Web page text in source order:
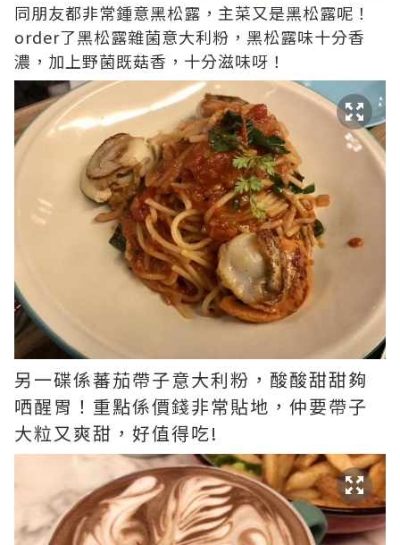
同朋友都非常鍾意黑松露，主菜又是黑松露呢！
order了黑松露雜菌意大利粉，黑松露味十分香
濃，加上野菌既菇香，十分滋味呀！
另一碟係蕃茄帶子意大利粉，酸酸甜甜夠
哂醒胃！重點係價錢非常貼地，仲要帶子
大粒又爽甜，好值得吃!